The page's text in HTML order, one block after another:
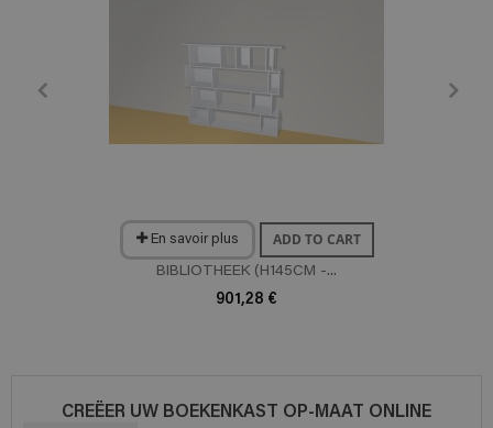
En savoir plus ADD TO CART
BIBLIOTHEEK (H145CM -...
901,28 €
CREËER UW BOEKENKAST OP-MAAT ONLINE